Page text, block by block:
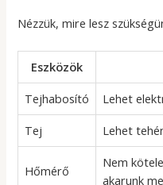
Nézzük, mire lesz
Eszközök
Tejhabosító
Lehet
Tej
Lehet
Hőmérő
Nem
akarunk